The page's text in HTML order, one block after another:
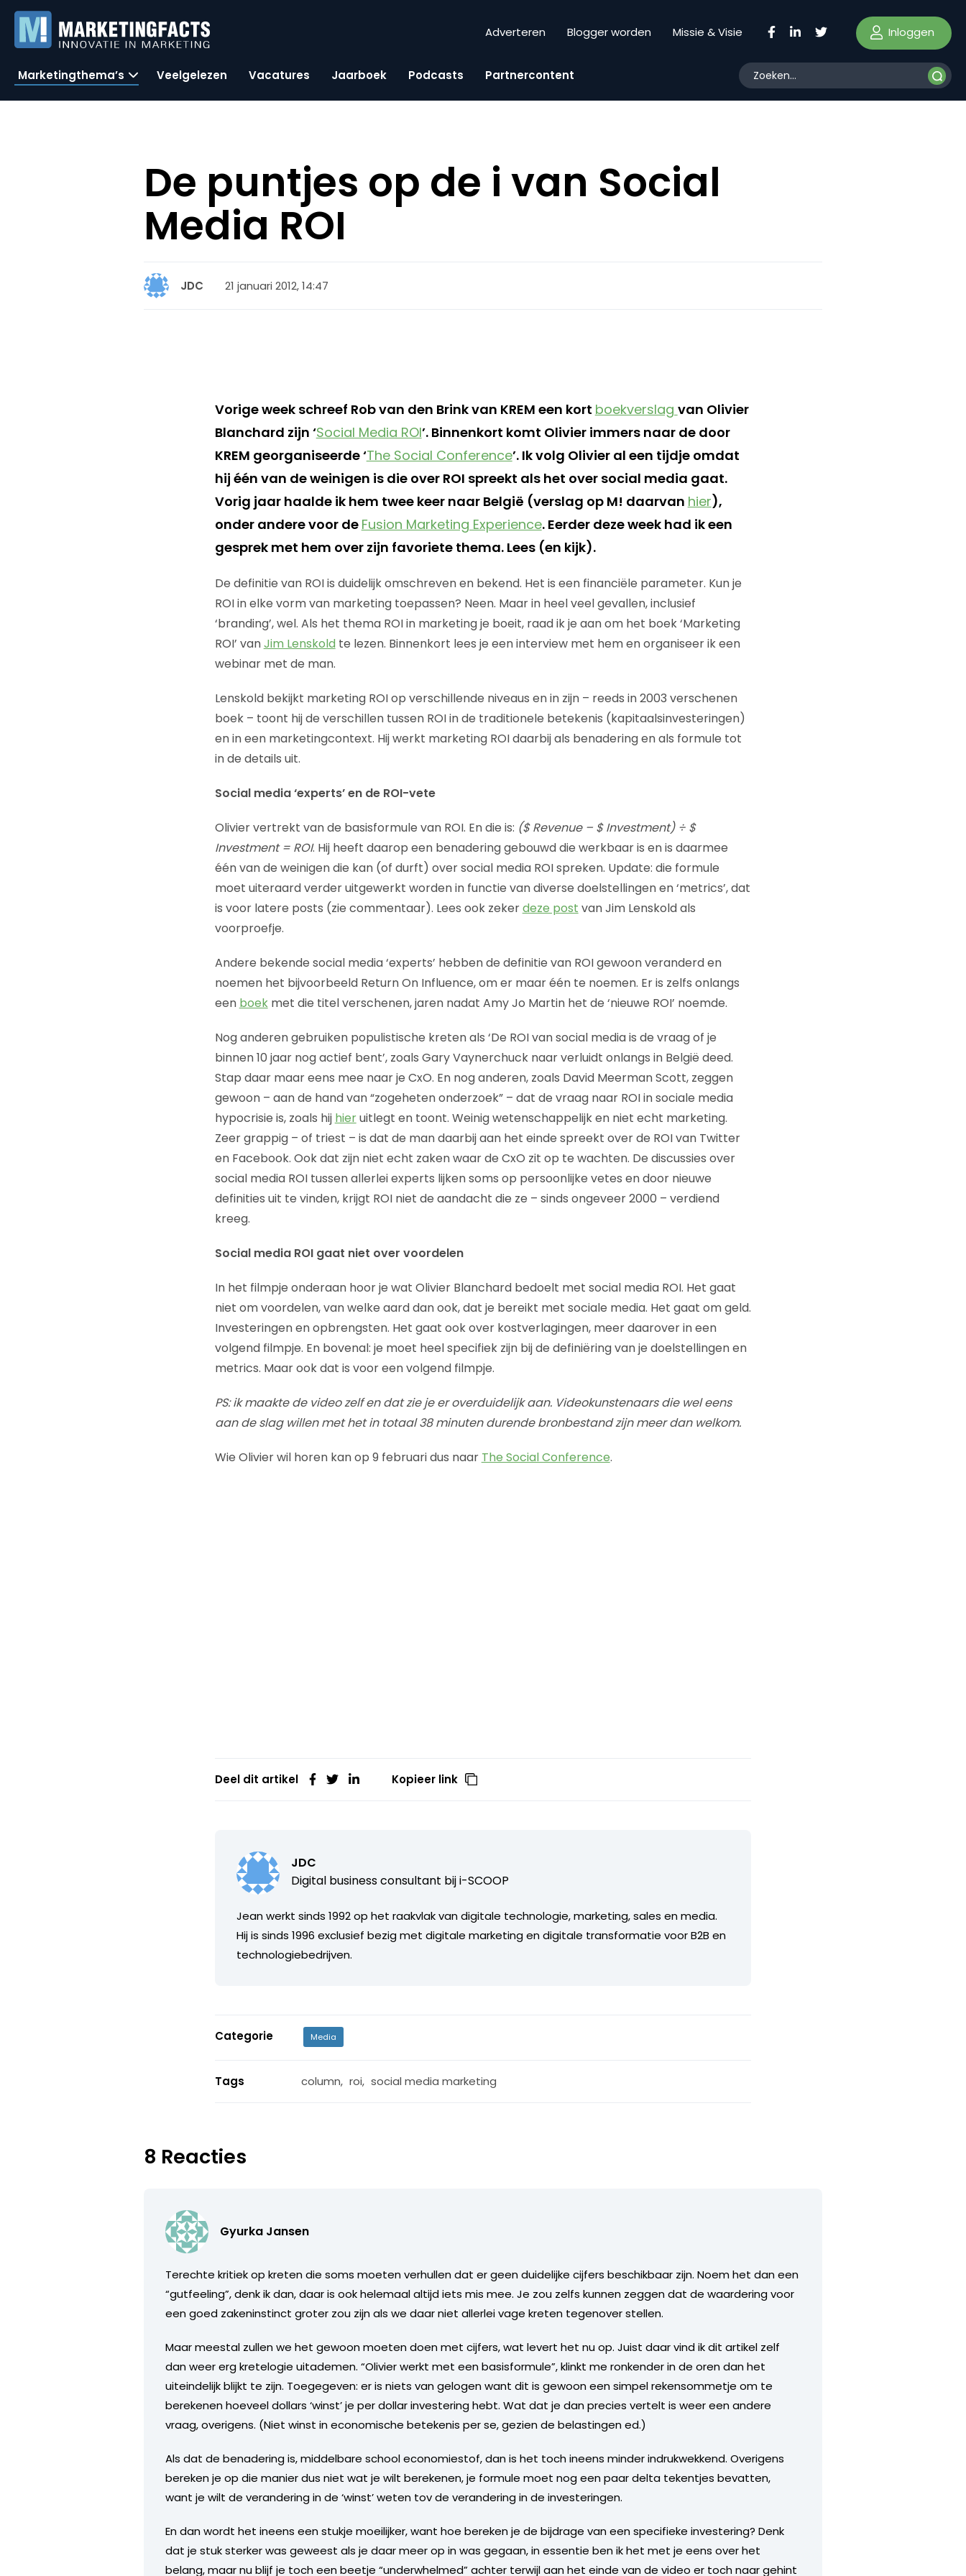
Adverteren Blogger worden Missie & Visie Inloggen
Marketingthema’s Veelgelezen Vacatures Jaarboek Podcasts Partnercontent
De puntjes op de i van Social
Media ROI
JDC 21 januari 2012, 14:47
Vorige week schreef Rob van den Brink van KREM een kort boekverslag van Olivier
Blanchard zijn ‘Social Media ROI’. Binnenkort komt Olivier immers naar de door
KREM georganiseerde ‘The Social Conference’. Ik volg Olivier al een tijdje omdat
hij één van de weinigen is die over ROI spreekt als het over social media gaat.
Vorig jaar haalde ik hem twee keer naar België (verslag op M! daarvan hier),
onder andere voor de Fusion Marketing Experience. Eerder deze week had ik een
gesprek met hem over zijn favoriete thema. Lees (en kijk).
De definitie van ROI is duidelijk omschreven en bekend. Het is een financiële parameter. Kun je
ROI in elke vorm van marketing toepassen? Neen. Maar in heel veel gevallen, inclusief
‘branding’, wel. Als het thema ROI in marketing je boeit, raad ik je aan om het boek ‘Marketing
ROI’ vanJim Lenskold te lezen. Binnenkort lees je een interview met hem en organiseer ik een
webinar met de man.
Lenskold bekijkt marketing ROI op verschillende niveaus en in zijn – reeds in 2003 verschenen
boek – toont hij de verschillen tussen ROI in de traditionele betekenis (kapitaalsinvesteringen)
en in een marketingcontext. Hij werkt marketing ROI daarbij als benadering en als formule tot
in de details uit.
Social media ‘experts’ en de ROI-vete
Olivier vertrekt van de basisformule van ROI. En die is: ($ Revenue – $ Investment) ÷ $
Investment = ROI. Hij heeft daarop een benadering gebouwd die werkbaar is en is daarmee
één van de weinigen die kan (of durft) over social media ROI spreken. Update: die formule
moet uiteraard verder uitgewerkt worden in functie van diverse doelstellingen en ‘metrics’, dat
is voor latere posts (zie commentaar). Lees ook zekerdeze post van Jim Lenskold als
voorproefje.
Andere bekende social media ‘experts’ hebben de definitie van ROI gewoon veranderd en
noemen het bijvoorbeeld Return On Influence, om er maar één te noemen. Er is zelfs onlangs
een boekmet die titel verschenen, jaren nadat Amy Jo Martin het de ‘nieuwe ROI’ noemde.
Nog anderen gebruiken populistische kreten als ‘De ROI van social media is de vraag of je
binnen 10 jaar nog actief bent’, zoals Gary Vaynerchuck naar verluidt onlangs in België deed.
Stap daar maar eens mee naar je CxO. En nog anderen, zoals David Meerman Scott, zeggen
gewoon – aan de hand van “zogeheten onderzoek” – dat de vraag naar ROI in sociale media
hypocrisie is, zoals hij hieruitlegt en toont. Weinig wetenschappelijk en niet echt marketing.
Zeer grappig – of triest – is dat de man daarbij aan het einde spreekt over de ROI van Twitter
en Facebook. Ook dat zijn niet echt zaken waar de CxO zit op te wachten. De discussies over
social media ROI tussen allerlei experts lijken soms op persoonlijke vetes en door nieuwe
definities uit te vinden, krijgt ROI niet de aandacht die ze – sinds ongeveer 2000 – verdiend
kreeg.
Social media ROI gaat niet over voordelen
In het filmpje onderaan hoor je wat Olivier Blanchard bedoelt met social media ROI. Het gaat
niet om voordelen, van welke aard dan ook, dat je bereikt met sociale media. Het gaat om geld.
Investeringen en opbrengsten. Het gaat ook over kostverlagingen, meer daarover in een
volgend filmpje. En bovenal: je moet heel specifiek zijn bij de definiëring van je doelstellingen en
metrics. Maar ook dat is voor een volgend filmpje.
PS: ik maakte de video zelf en dat zie je er overduidelijk aan. Videokunstenaars die wel eens
aan de slag willen met het in totaal 38 minuten durende bronbestand zijn meer dan welkom.
Wie Olivier wil horen kan op 9 februari dus naar The Social Conference.
Deel dit artikel Kopieer link
JDC
Digital business consultant biji-SCOOP
Jean werkt sinds 1992 op het raakvlak van digitale technologie, marketing, sales en media.
Hij is sinds 1996 exclusief bezig met digitale marketing en digitale transformatie voor B2B en
technologiebedrijven.
Categorie Media
Tags column, roi, social media marketing
8 Reacties
Gyurka Jansen
Terechte kritiek op kreten die soms moeten verhullen dat er geen duidelijke cijfers beschikbaar zijn. Noem het dan een
“gutfeeling”, denk ik dan, daar is ook helemaal altijd iets mis mee. Je zou zelfs kunnen zeggen dat de waardering voor
een goed zakeninstinct groter zou zijn als we daar niet allerlei vage kreten tegenover stellen.
Maar meestal zullen we het gewoon moeten doen met cijfers, wat levert het nu op. Juist daar vind ik dit artikel zelf
dan weer erg kretelogie uitademen. “Olivier werkt met een basisformule”, klinkt me ronkender in de oren dan het
uiteindelijk blijkt te zijn. Toegegeven: er is niets van gelogen want dit is gewoon een simpel rekensommetje om te
berekenen hoeveel dollars ‘winst’ je per dollar investering hebt. Wat dat je dan precies vertelt is weer een andere
vraag, overigens. (Niet winst in economische betekenis per se, gezien de belastingen ed.)
Als dat de benadering is, middelbare school economiestof, dan is het toch ineens minder indrukwekkend. Overigens
bereken je op die manier dus niet wat je wilt berekenen, je formule moet nog een paar delta tekentjes bevatten,
want je wilt de verandering in de ‘winst’ weten tov de verandering in de investeringen.
En dan wordt het ineens een stukje moeilijker, want hoe bereken je de bijdrage van een specifieke investering? Denk
dat je stuk sterker was geweest als je daar meer op in was gegaan, in essentie ben ik het met je eens over het
belang, maar nu blijf je toch een beetje “underwhelmed” achter terwijl aan het einde van de video er toch naar gehint